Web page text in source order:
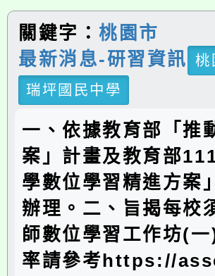
關鍵字：桃園市
最新消息-研習資訊
桃
瑞坪國民中學
一、依據教育部「推
案」計畫及教育部
學數位學習精進方案
辦理。二、旨揭每校
師數位學習工作坊(
率請參考https://